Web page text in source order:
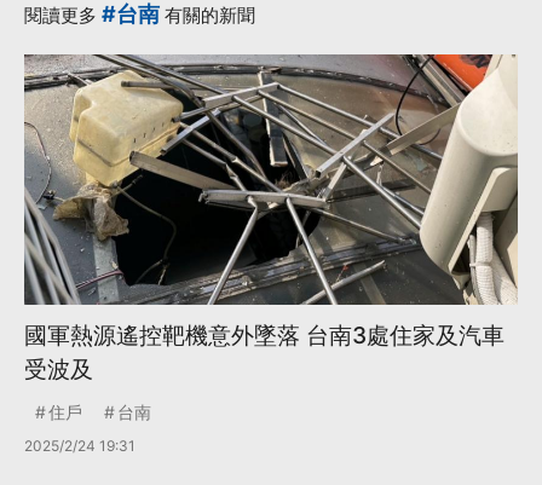
閱讀更多 #台南 有關的新聞
國軍熱源遙控靶機意外墜落 台南3處住家及汽車
受波及
住戶 台南
2025/2/24 19:31